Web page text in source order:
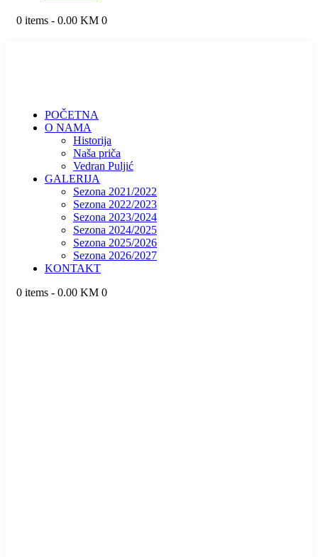
0 items - 0.00 KM 0
POČETNA
O NAMA
Historija
Naša priča
Vedran Puljić
GALERIJA
Sezona 2021/2022
Sezona 2022/2023
Sezona 2023/2024
Sezona 2024/2025
Sezona 2025/2026
Sezona 2026/2027
KONTAKT
0 items - 0.00 KM 0